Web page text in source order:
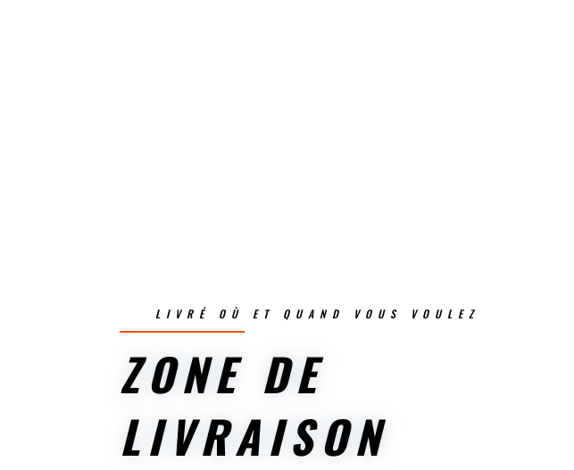
LIVRÉ OÙ ET QUAND VOUS VOULEZ
ZONE DE
LIVRAISON